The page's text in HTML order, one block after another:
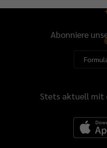
Abonniere
Stets aktuell mit